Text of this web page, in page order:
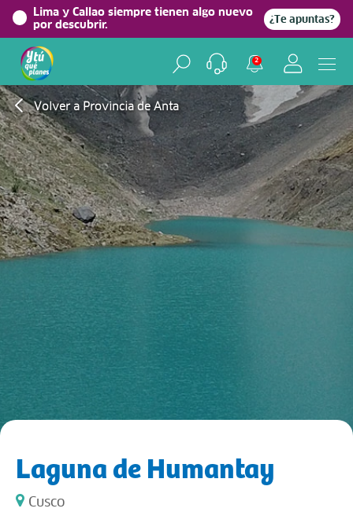
Lima y Callao siempre tienen algo nuevo
por descubrir.
¿Te apuntas?
2
Volver a Provincia de Anta
Laguna de Humantay
Cusco